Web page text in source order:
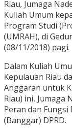
Riau, Jumaga
Kuliah Umum
Program Studi
(UMRAH), di
(08/11/2018) pagi.
Dalam Kuliah
Kepulauan Riau
Anggaran untuk
Riau) ini, Jumaga
Peran dan Fungsi
(Banggar) DPRD.